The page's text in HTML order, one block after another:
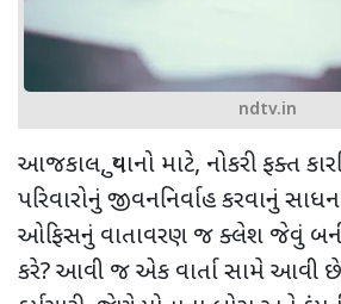
ndtv.in
આજકાલ,યુવાનો માટે, નોકરી ફક્ત
પરિવારોનું જીવનનિર્વાહ કરવાનું
ઓફિસનું વાતાવરણ જ ક્લેશ જેવું
કરે?આવી જ એક વાર્તા સામે આવી છે